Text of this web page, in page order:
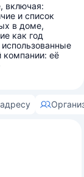
включая:
и список
в доме,
как год
её